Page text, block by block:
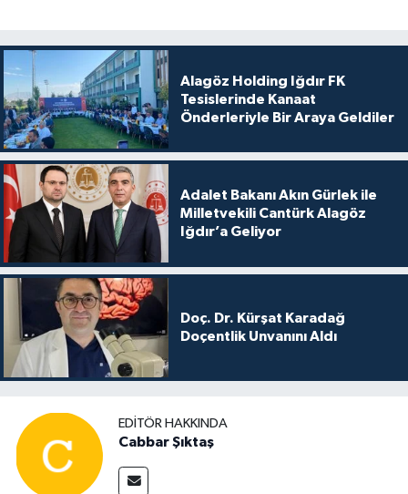
Alagöz Holding Iğdır FK
Tesislerinde Kanaat
Önderleriyle Bir Araya Geldiler
Adalet Bakanı Akın Gürlek ile
Milletvekili Cantürk Alagöz
Iğdır’a Geliyor
Doç. Dr. Kürşat Karadağ
Doçentlik Unvanını Aldı
EDITÖR HAKKINDA
Cabbar Şıktaş